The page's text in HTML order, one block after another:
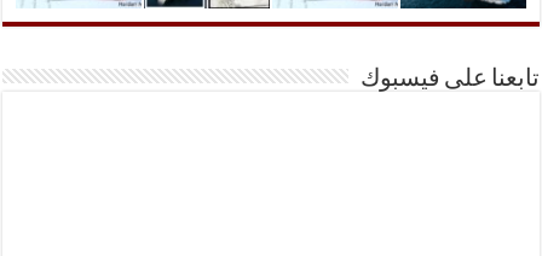
تابعنا على فيسبوك